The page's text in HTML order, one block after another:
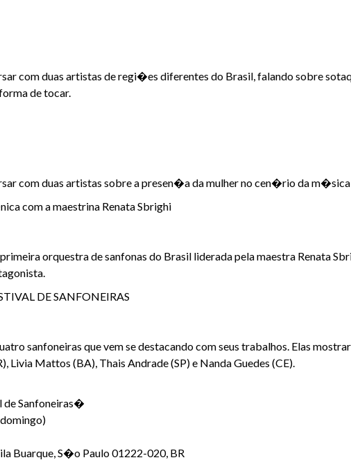
com duas artistas de regi�es diferentes do Brasil, falando sobre
de tocar.
com duas artistas sobre a presen�a da mulher no cen�rio da
com a maestrina Renata Sbrighi
orquestra de sanfonas do Brasil liderada pela maestra Renata
DE SANFONEIRAS
sanfoneiras que vem se destacando com seus trabalhos. Elas
Livia Mattos (BA), Thais Andrade (SP) e Nanda Guedes (CE).
de Sanfoneiras�
Buarque, S�o Paulo 01222-020, BR